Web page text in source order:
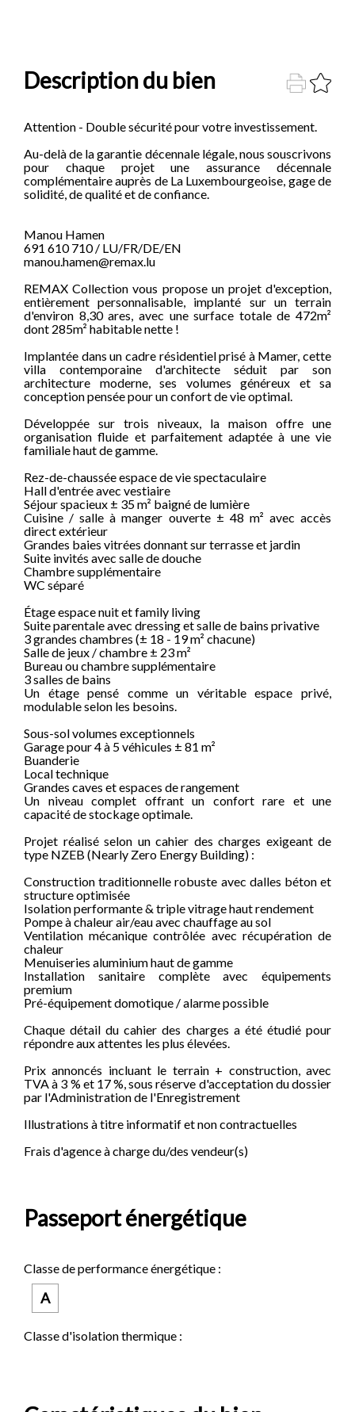
Description du bien
Attention - Double sécurité pour votre investissement.
Au-delà de la garantie décennale légale, nous souscrivons
pour chaque projet une assurance décennale
complémentaire auprès de La Luxembourgeoise, gage de
solidité, de qualité et de confiance.
Manou Hamen
691 610 710 / LU/FR/DE/EN
manou.hamen@remax.lu
REMAX Collection vous propose un projet d'exception,
entièrement personnalisable, implanté sur un terrain
d'environ 8,30 ares, avec une surface totale de 472m²
dont 285m² habitable nette !
Implantée dans un cadre résidentiel prisé à Mamer, cette
villa contemporaine d'architecte séduit par son
architecture moderne, ses volumes généreux et sa
conception pensée pour un confort de vie optimal.
Développée sur trois niveaux, la maison offre une
organisation fluide et parfaitement adaptée à une vie
familiale haut de gamme.
Rez-de-chaussée espace de vie spectaculaire
Hall d'entrée avec vestiaire
Séjour spacieux ± 35 m² baigné de lumière
Cuisine / salle à manger ouverte ± 48 m² avec accès
direct extérieur
Grandes baies vitrées donnant sur terrasse et jardin
Suite invités avec salle de douche
Chambre supplémentaire
WC séparé
Étage espace nuit et family living
Suite parentale avec dressing et salle de bains privative
3 grandes chambres (± 18 - 19 m² chacune)
Salle de jeux / chambre ± 23 m²
Bureau ou chambre supplémentaire
3 salles de bains
Un étage pensé comme un véritable espace privé,
modulable selon les besoins.
Sous-sol volumes exceptionnels
Garage pour 4 à 5 véhicules ± 81 m²
Buanderie
Local technique
Grandes caves et espaces de rangement
Un niveau complet offrant un confort rare et une
capacité de stockage optimale.
Projet réalisé selon un cahier des charges exigeant de
type NZEB (Nearly Zero Energy Building) :
Construction traditionnelle robuste avec dalles béton et
structure optimisée
Isolation performante & triple vitrage haut rendement
Pompe à chaleur air/eau avec chauffage au sol
Ventilation mécanique contrôlée avec récupération de
chaleur
Menuiseries aluminium haut de gamme
Installation sanitaire complète avec équipements
premium
Pré-équipement domotique / alarme possible
Chaque détail du cahier des charges a été étudié pour
répondre aux attentes les plus élevées.
Prix annoncés incluant le terrain + construction, avec
TVA à 3 % et 17 %, sous réserve d'acceptation du dossier
par l'Administration de l'Enregistrement
Illustrations à titre informatif et non contractuelles
Frais d'agence à charge du/des vendeur(s)
Passeport énergétique
Classe de performance énergétique :
A
Classe d'isolation thermique :